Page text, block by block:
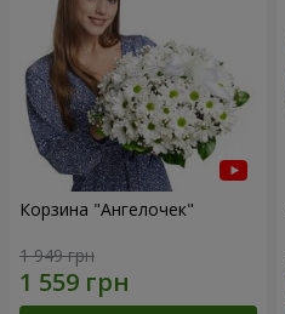
Корзина "Ангелочек"
1 949 грн